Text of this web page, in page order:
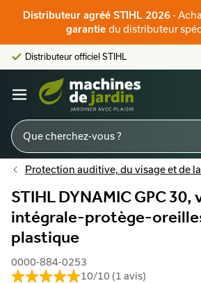
Distributeur agréé STIHL 2026-
garantie du distributeur
Distributeur officiel STIHL
Score client:9,6/10
La plus grande offre en ligne
Distributeur officiel STIHL
Protection auditive, du visage et de
STIHL DYNAMIC GPC 30,
intégrale-protège-
plastique
0000-884-0253
10/10 (1 avis)